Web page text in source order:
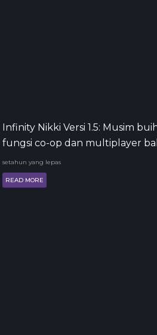
Infinity Nikki Versi 1.5: Musim
fungsi co-op dan multiplayer
setahun yang lepas
READ MORE